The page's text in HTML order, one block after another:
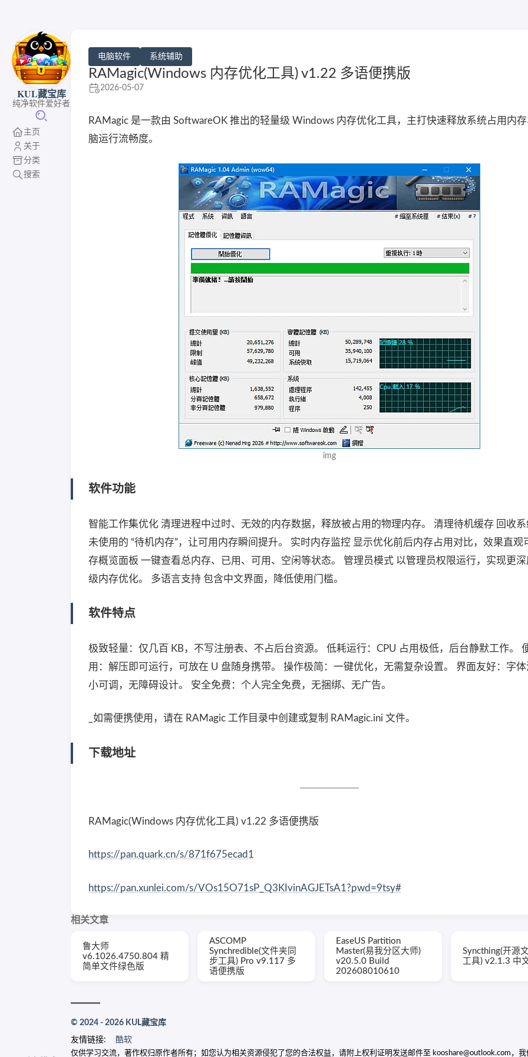
KUL藏宝库
纯净软件爱好者
主页
关于
分类
搜索
电脑软件 系统辅助
RAMagic(Windows 内存优化工具) v1.22 多语便携版
2026-05-07
RAMagic 是一款由 SoftwareOK 推出的轻量级 Windows 内存优化工具，主打快速释放系统占用内
脑运行流畅度。
img
软件功能
智能工作集优化 清理进程中过时、无效的内存数据，释放被占用的物理内存。 清理待机缓存 回收系
未使用的 “待机内存”，让可用内存瞬间提升。 实时内存监控 显示优化前后内存占用对比，效果直观
存概览面板 一键查看总内存、已用、可用、空闲等状态。 管理员模式 以管理员权限运行，实现更
级内存优化。 多语言支持 包含中文界面，降低使用门槛。
软件特点
极致轻量：仅几百 KB，不写注册表、不占后台资源。 低耗运行：CPU 占用极低，后台静默工作。
用：解压即可运行，可放在 U 盘随身携带。 操作极简：一键优化，无需复杂设置。 界面友好：字
小可调，无障碍设计。 安全免费：个人完全免费，无捆绑、无广告。
_如需便携使用，请在 RAMagic 工作目录中创建或复制 RAMagic.ini 文件。
下载地址
RAMagic(Windows 内存优化工具) v1.22 多语便携版
https://pan.quark.cn/s/871f675ecad1
https://pan.xunlei.com/s/VOs15O71sP_Q3KIvinAGJETsA1?pwd=9tsy#
相关文章
鲁大师
v6.1026.4750.804 精
简单文件绿色版
ASCOMP
Synchredible(文件夹同
步工具) Pro v9.117 多
语便携版
EaseUS Partition
Master(易我分区大师)
v20.5.0 Build
202608010610
Syncthing(开源
工具) v2.1.3 中
© 2024 - 2026 KUL藏宝库
友情链接: 酷软
仅供学习交流，著作权归原作者所有；如您认为相关资源侵犯了您的合法权益，请附上权利证明发送邮件至 kooshare@outlook.com，